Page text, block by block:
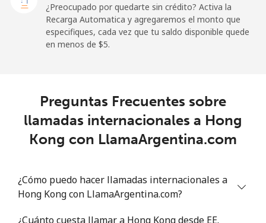
¿Preocupado por quedarte sin crédito? Activa la
Recarga Automatica y agregaremos el monto que
especifiques, cada vez que tu saldo disponible quede
en menos de ⁦$5⁩.
Preguntas Frecuentes sobre
llamadas internacionales a Hong
Kong con LlamaArgentina.com
¿Cómo puedo hacer llamadas internacionales a
Hong Kong con LlamaArgentina.com?
¿Cuánto cuesta llamar a Hong Kong desde EE.